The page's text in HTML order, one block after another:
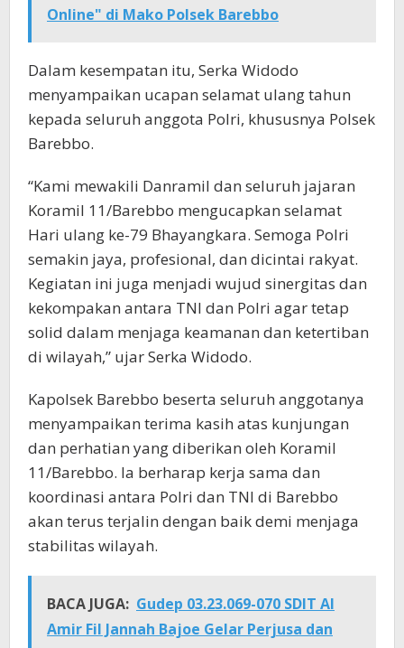
Online" di Mako Polsek Barebbo
Dalam kesempatan itu, Serka Widodo
menyampaikan ucapan selamat ulang tahun
kepada seluruh anggota Polri, khususnya Polsek
Barebbo.
“Kami mewakili Danramil dan seluruh jajaran
Koramil 11/Barebbo mengucapkan selamat
Hari ulang ke-79 Bhayangkara. Semoga Polri
semakin jaya, profesional, dan dicintai rakyat.
Kegiatan ini juga menjadi wujud sinergitas dan
kekompakan antara TNI dan Polri agar tetap
solid dalam menjaga keamanan dan ketertiban
di wilayah,” ujar Serka Widodo.
Kapolsek Barebbo beserta seluruh anggotanya
menyampaikan terima kasih atas kunjungan
dan perhatian yang diberikan oleh Koramil
11/Barebbo. Ia berharap kerja sama dan
koordinasi antara Polri dan TNI di Barebbo
akan terus terjalin dengan baik demi menjaga
stabilitas wilayah.
BACA JUGA: Gudep 03.23.069-070 SDIT Al
Amir Fil Jannah Bajoe Gelar Perjusa dan